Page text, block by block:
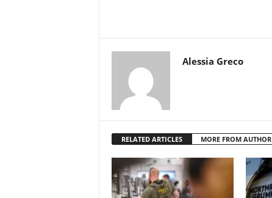
Alessia Greco
RELATED ARTICLES MORE FROM AUTHOR